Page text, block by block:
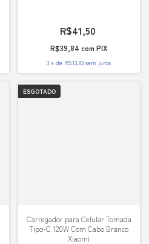
R$41,50
R$39,84 com PIX
3 xde R$13,83 sem juros
ESGOTADO
Carregador para Celular Tomada
Tipo-C 120W Com Cabo Branco
Xiaomi